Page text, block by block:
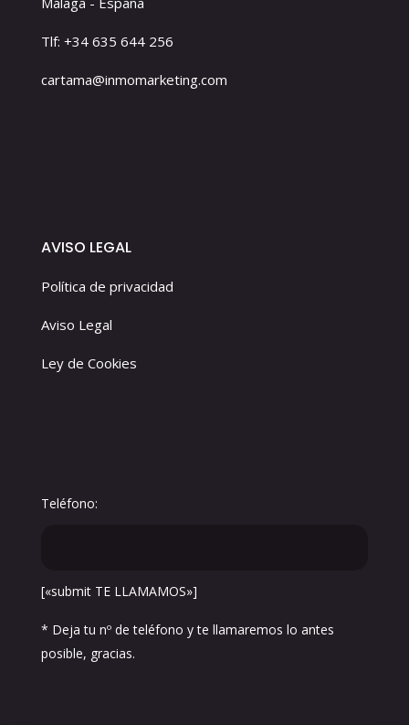
Tlf: +34 635 644 256
cartama@inmomarketing.com
AVISO LEGAL
Política de privacidad
Aviso Legal
Ley de Cookies
Teléfono:
[«submit TE LLAMAMOS»]
* Deja tu nº de teléfono y te llamaremos lo antes
posible, gracias.